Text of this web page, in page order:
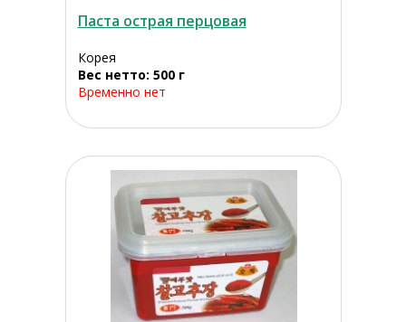
Паста острая перцовая
Корея
Вес нетто: 500 г
Временно нет